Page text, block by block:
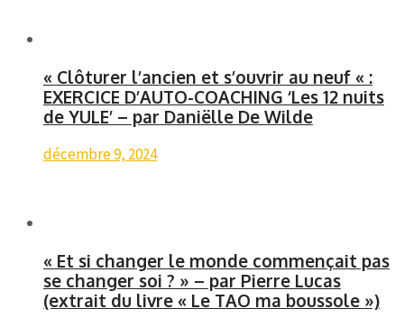
« Clôturer l’ancien et s’ouvrir au neuf « :
EXERCICE D’AUTO-COACHING ‘Les 12 nuits
de YULE’ – par Daniëlle De Wilde
décembre 9, 2024
« Et si changer le monde commençait pas
se changer soi ? » – par Pierre Lucas
(extrait du livre « Le TAO ma boussole »)